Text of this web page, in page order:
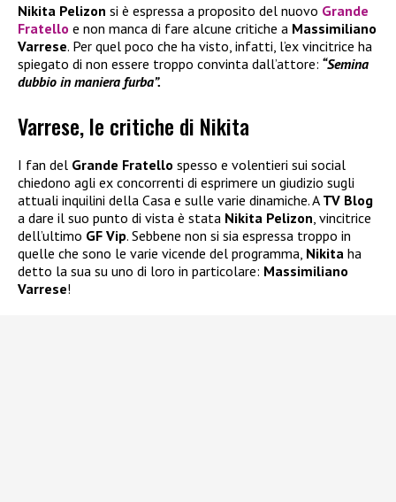
Nikita Pelizon si è espressa a proposito del nuovo Grande
Fratello e non manca di fare alcune critiche a Massimiliano
Varrese. Per quel poco che ha visto, infatti, l’ex vincitrice ha
spiegato di non essere troppo convinta dall’attore: “Semina
dubbio in maniera furba”.
Varrese, le critiche di Nikita
I fan del Grande Fratello spesso e volentieri sui social
chiedono agli ex concorrenti di esprimere un giudizio sugli
attuali inquilini della Casa e sulle varie dinamiche. A TV Blog
a dare il suo punto di vista è stata Nikita Pelizon , vincitrice
dell’ultimo GF Vip. Sebbene non si sia espressa troppo in
quelle che sono le varie vicende del programma, Nikita ha
detto la sua su uno di loro in particolare: Massimiliano
Varrese!